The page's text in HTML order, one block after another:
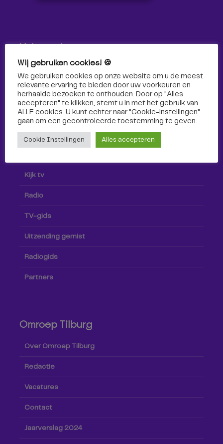
Volg ons!
Volg Omroep Tilburg niet alleen hier, maar ook via social
media!
Kijk tv
Radio
TV-gids
Uitzending gemist
Radiogids
Partners
Omroep Tilburg
Over Omroep Tilburg
Redactie
Vacatures
Contact
Jaarverslag 2024
Wij gebruiken cookies! 🍪
We gebruiken cookies op onze website om u de meest
relevante ervaring te bieden door uw voorkeuren en
herhaalde bezoeken te onthouden. Door op "Alles
accepteren" te klikken, stemt u in met het gebruik van
ALLE cookies. U kunt echter naar "Cookie-instellingen"
gaan om een ​​gecontroleerde toestemming te geven.
Cookie Instellingen Alles accepteren